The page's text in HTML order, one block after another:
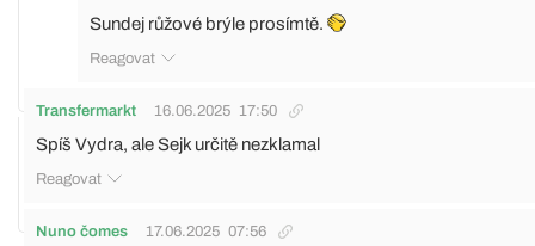
Sundej růžové brýle prosímtě.
Reagovat
Transfermarkt 16.06.2025 17:50
Spíš Vydra, ale Sejk určitě nezklamal
Reagovat
Nuno čomes 17.06.2025 07:56